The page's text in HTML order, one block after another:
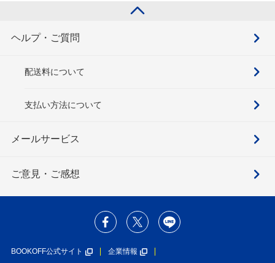
ヘルプ・ご質問
配送料について
支払い方法について
メールサービス
ご意見・ご感想
BOOKOFF公式サイト 企業情報